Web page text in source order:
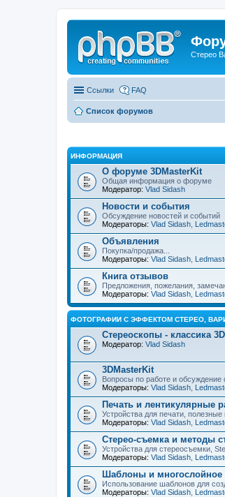
Стерео
Ссылки FAQ
Список форумов
ИНФОРМАЦИЯ
О форуме 3DMasterKit
Общая информация о форуме
Модератор: Vlad Sidash
Новости и события
Обсуждение новостей и событий
Модераторы: Vlad Sidash
Объявления
Покупка/продажа...
Модераторы: Vlad Sidash
Книга отзывов
Предложения, пожелания,
Модераторы: Vlad Sidash
ФОТОГРАФИИ С ЭФФЕКТОМ СТЕРЕО,
Стереоскопы - классика 3D
Модератор: Vlad Sidash
3DMasterKit
Вопросы по работе и
Модераторы: Vlad Sidash
Печать и лентикулярные
Устройства для печати,
Модераторы: Vlad Sidash
Стерео-съемка и методы
Устройства для стереосъемки,
Модераторы: Vlad Sidash
Шаблоны и многослойное
Использование шаблонов для
Модераторы: Vlad Sidash